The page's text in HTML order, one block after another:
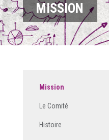
MISSION
Mission
Le Comité
Histoire